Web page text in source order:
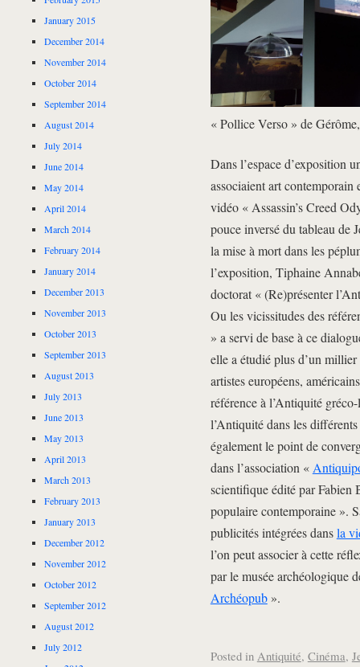
« Pollice Verso » de
Dans l’espace d’exposition
associaient art
vidéo « Assassin’s Creed
pouce inversé du tableau de
la mise à mort dans les
l’exposition, Tiphaine
doctorat « (Re)présenter
Ou les vicissitudes des
» a servi de base à ce
elle a étudié plus d’un
artistes européens,
référence à l’Antiquité
l’Antiquité dans les
également le point de
dans l’association «
scientifique édité par Fabien
populaire contemporaine ».
publicités intégrées dansla
l’on peut associer à cette
par le musée archéologique
Archéopub».
Posted in Antiquité, Cinéma,
January 2015
December 2014
November 2014
October 2014
September 2014
August 2014
July 2014
June 2014
May 2014
April 2014
March 2014
February 2014
January 2014
December 2013
November 2013
October 2013
September 2013
August 2013
July 2013
June 2013
May 2013
April 2013
March 2013
February 2013
January 2013
December 2012
November 2012
October 2012
September 2012
August 2012
July 2012